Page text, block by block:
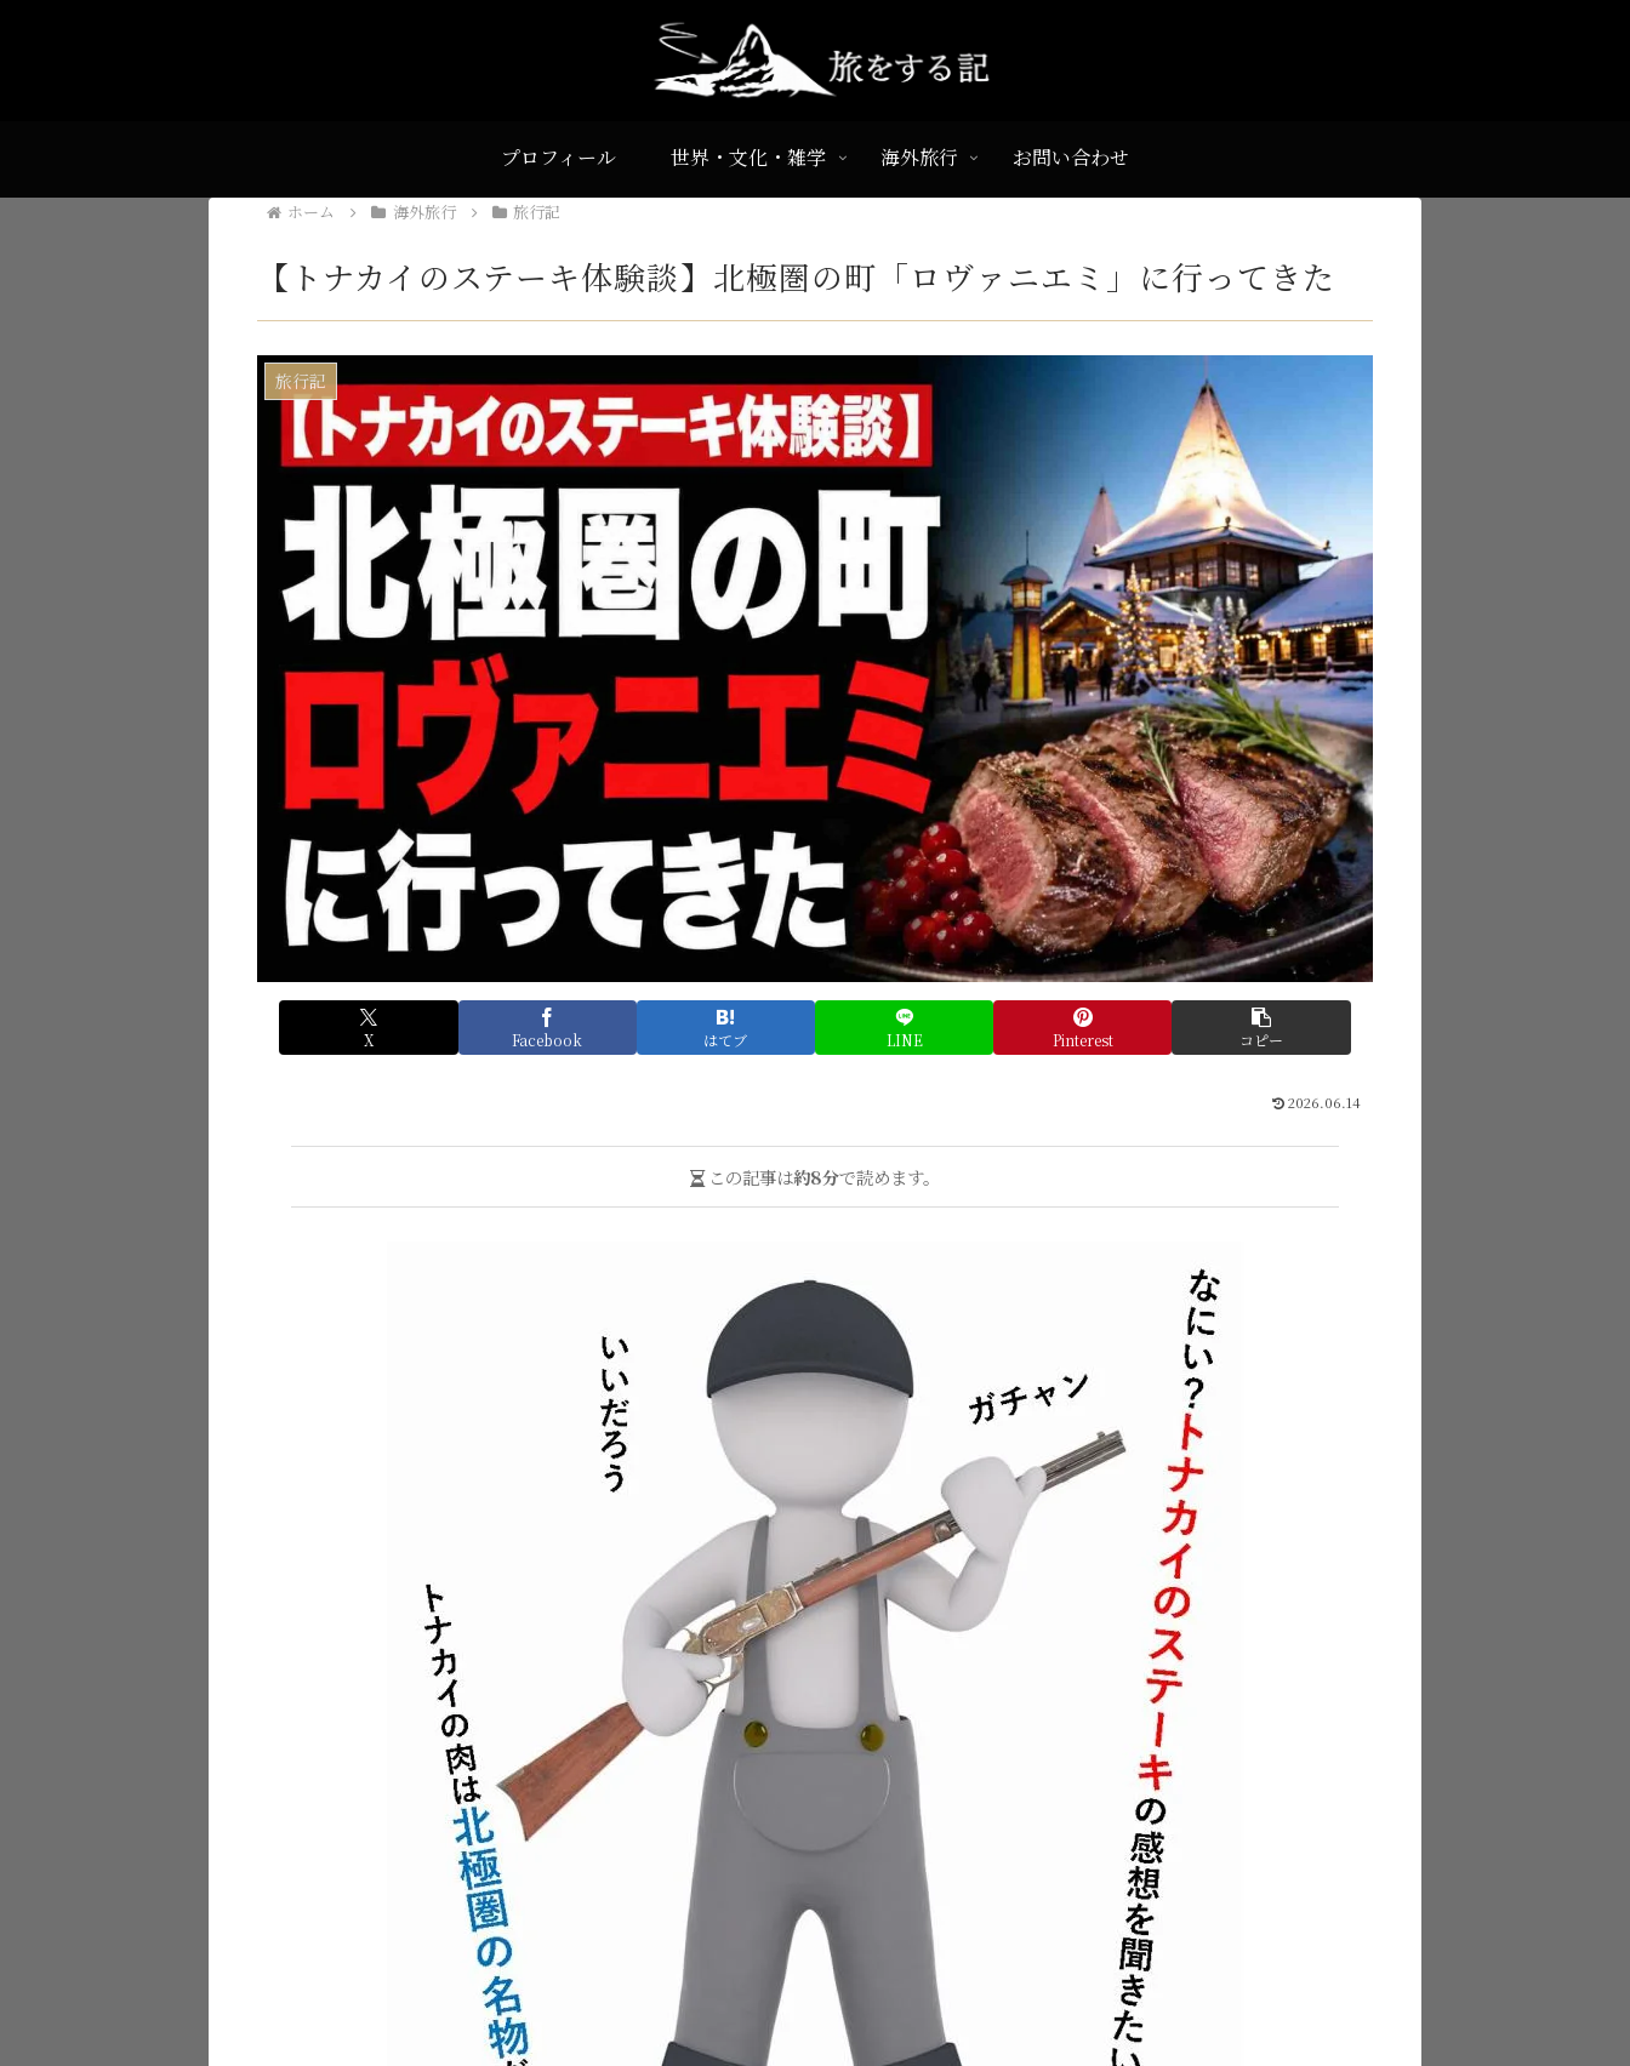
プロフィール 世界・文化・雑学 海外旅行 お問い合わせ
ホーム 海外旅行 旅行記
【トナカイのステーキ体験談】北極圏の町「ロヴァニエミ」に行ってきた
旅行記
X Facebook はてブ LINE Pinterest コピー
2026.06.14
この記事は約8分で読めます。